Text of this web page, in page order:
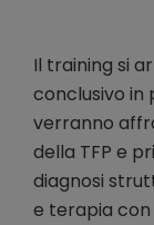
Il training si
conclusivo in
verranno
della TFP e
diagnosi
e terapia con